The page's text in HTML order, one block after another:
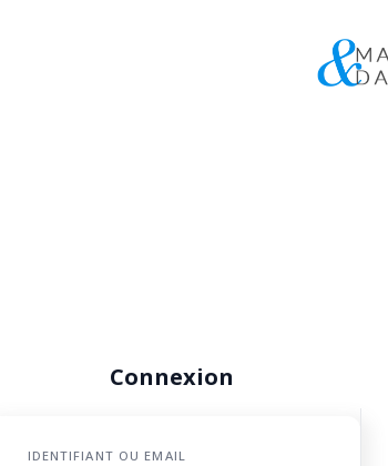
Connexion
IDENTIFIANT OU EMAIL